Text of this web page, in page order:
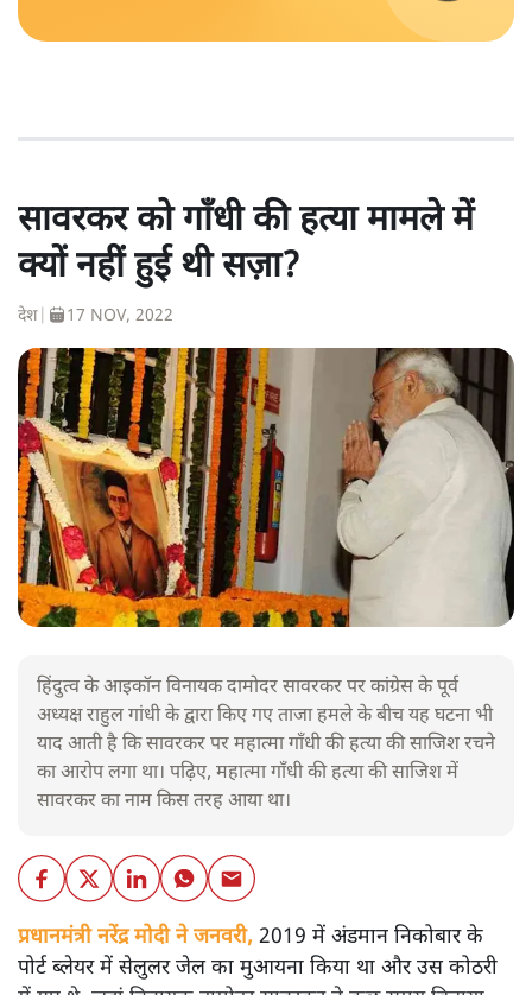
सावरकर को गाँधी की हत्या मामले में
क्यों नहीं हुई थी सज़ा?
देश 17 NOV, 2022
हिंदुत्व के आइकॉन विनायक दामोदर सावरकर पर कांग्रेस के पूर्व
अध्यक्ष राहुल गांधी के द्वारा किए गए ताजा हमले के बीच यह घटना भी
याद आती है कि सावरकर पर महात्मा गाँधी की हत्या की साजिश रचने
का आरोप लगा था। पढ़िए, महात्मा गाँधी की हत्या की साजिश में
सावरकर का नाम किस तरह आया था।
प्रधानमंत्री नरेंद्र मोदी ने जनवरी, 2019 में अंडमान निकोबार के
पोर्ट ब्लेयर में सेलुलर जेल का मुआयना किया था और उस कोठरी